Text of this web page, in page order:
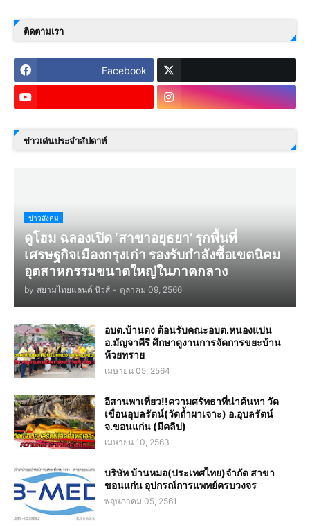
ติดตามเรา
Facebook
ข่าวเด่นประจำสัปดาห์
ข่าวสังคม
ดูโฮม ฉลองเปิด ‘สาขาอยุธยา’ รุกพื้นที่
เศรษฐกิจเมืองกรุงเก่า รองรับกำลังซื้อเขตนิคม
อุตสาหกรรมขนาดใหญ่ในภาคกลาง
by สยามไทยแลนด์ นิวส์ - ตุลาคม 09, 2566
อบต.บ้านดง ต้อนรับคณะอบต.หนองแปน
อ.มัญจาคีรี ศึกษาดูงานการจัดการขยะบ้าน
ห้วยทราย
เมษายน 05, 2564
อีสานพาเที่ยว!!ความศรัทธาที่น่าค้นหา วัด
เขื่อนอุบลรัตน์(วัดถ้ำผาเจาะ) อ.อุบลรัตน์
จ.ขอนแก่น (มีคลิป)
เมษายน 10, 2563
บริษัท บ้านหมอ(ประเทศไทย)จำกัด สาขา
ขอนแก่น อุปกรณ์การแพทย์ครบวงจร
พฤษภาคม 05, 2561